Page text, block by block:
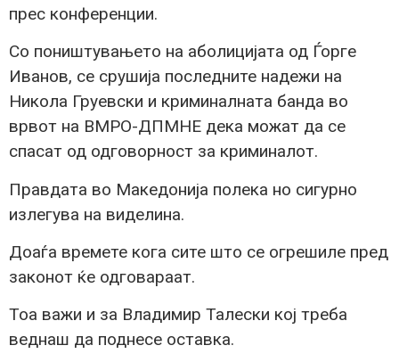
прес конференции.
Со поништувањето на аболицијата од Ѓорге
Иванов, се срушија последните надежи на
Никола Груевски и криминалната банда во
врвот на ВМРО-ДПМНЕ дека можат да се
спасат од одговорност за криминалот.
Правдата во Македонија полека но сигурно
излегува на виделина.
Доаѓа времете кога сите што се огрешиле пред
законот ќе одговараат.
Тоа важи и за Владимир Талески кој треба
веднаш да поднесе оставка.